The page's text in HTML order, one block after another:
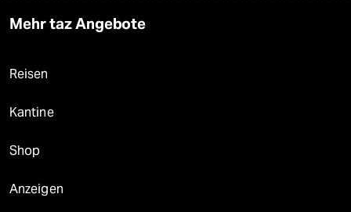
Mehr taz Angebote
Reisen
Kantine
Shop
Anzeigen